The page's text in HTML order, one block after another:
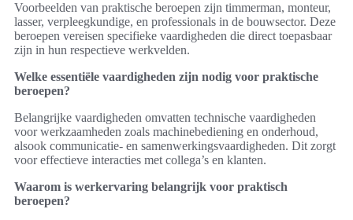
Voorbeelden van praktische beroepen zijn timmerman, monteur,
lasser, verpleegkundige, en professionals in de bouwsector. Deze
beroepen vereisen specifieke vaardigheden die direct toepasbaar
zijn in hun respectieve werkvelden.
Welke essentiële vaardigheden zijn nodig voor praktische
beroepen?
Belangrijke vaardigheden omvatten technische vaardigheden
voor werkzaamheden zoals machinebediening en onderhoud,
alsook communicatie- en samenwerkingsvaardigheden. Dit zorgt
voor effectieve interacties met collega’s en klanten.
Waarom is werkervaring belangrijk voor praktisch
beroepen?